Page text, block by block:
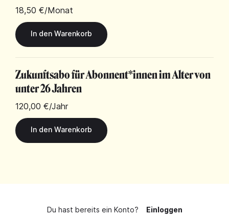
18,50 €/Monat
Zukunftsabo für Abonnent*innen im Alter von
unter 26 Jahren
120,00 €/Jahr
Du hast bereits ein Konto? Einloggen